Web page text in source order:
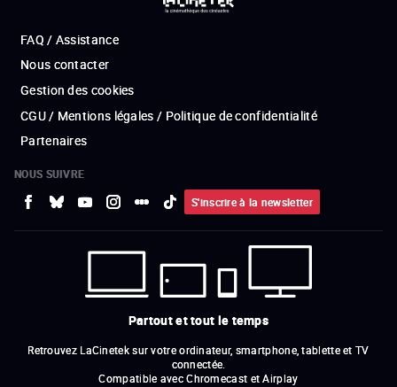
FAQ / Assistance
Nous contacter
Gestion des cookies
CGU / Mentions légales / Politique de confidentialité
Partenaires
NOUS SUIVRE
S'inscrire à la newsletter
Partout et tout le temps
Retrouvez LaCinetek sur votre ordinateur, smartphone, tablette et TV
connectée.
Compatible avec Chromecast et Airplay